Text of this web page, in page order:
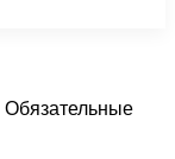
Обязательные